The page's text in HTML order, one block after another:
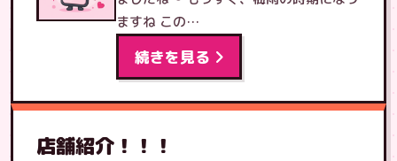
ますね この…
続きを見る
店舗紹介！！！